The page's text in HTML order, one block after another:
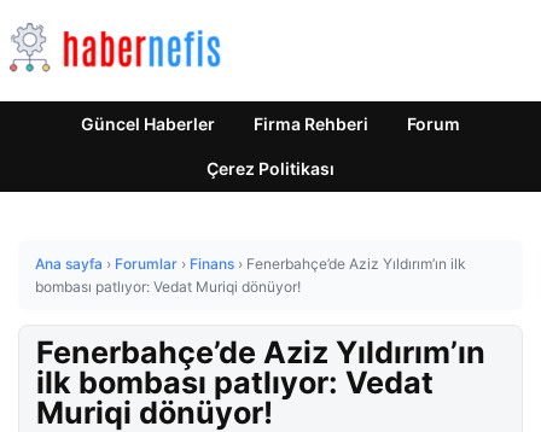
Güncel Haberler Firma Rehberi Forum
Çerez Politikası
Ana sayfa › Forumlar › Finans › Fenerbahçe’de Aziz Yıldırım’ın ilk
bombası patlıyor: Vedat Muriqi dönüyor!
Fenerbahçe’de Aziz Yıldırım’ın
ilk bombası patlıyor: Vedat
Muriqi dönüyor!